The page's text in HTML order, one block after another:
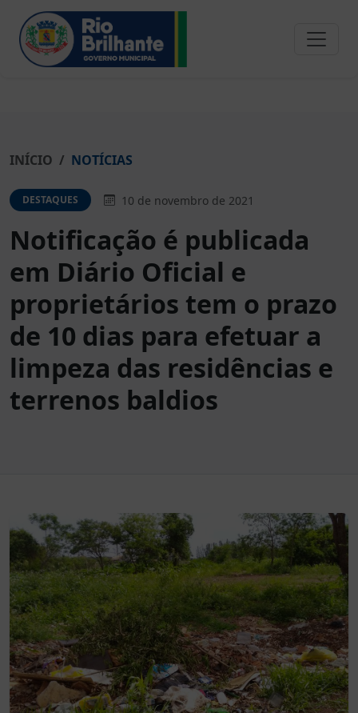
INÍCIO NOTÍCIAS
DESTAQUES 10 de novembro de 2021
Notificação é publicada
em Diário Oficial e
proprietários tem o prazo
de 10 dias para efetuar a
limpeza das residências e
terrenos baldios